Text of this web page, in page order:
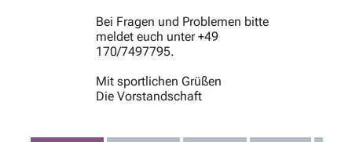
Bei Fragen und Problemen bitte
meldet euch unter +49
170/7497795.
Mit sportlichen Grüßen
Die Vorstandschaft